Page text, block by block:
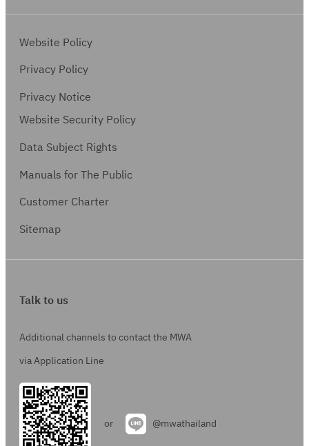
Website Policy
Privacy Policy
Privacy Notice
Website Security Policy
Data Subject Rights
Manuals for The Public
Customer Charter
Sitemap
Talk to us
Additional channels to contact the MWA
via Application Line
or @mwathailand